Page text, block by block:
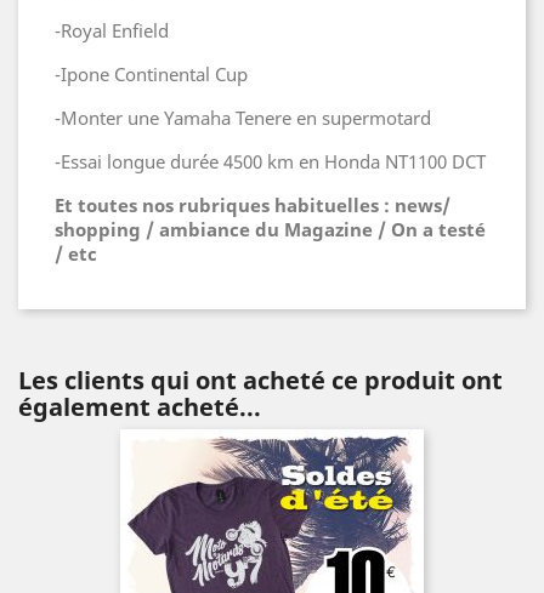
-Royal Enfield
-Ipone Continental Cup
-Monter une Yamaha Tenere en supermotard
-Essai longue durée 4500 km en Honda NT1100 DCT
Et toutes nos rubriques habituelles : news/
shopping / ambiance du Magazine / On a testé
/ etc
Les clients qui ont acheté ce produit ont
également acheté...